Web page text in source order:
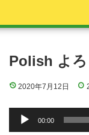
Polish よ
2020年7月12日
00:00